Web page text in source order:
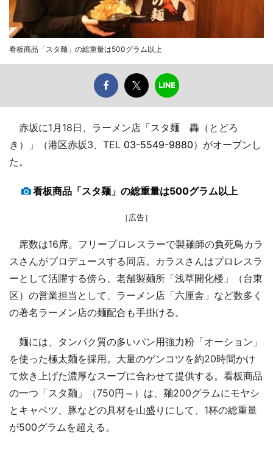
看板商品「スタ麺」の総重量は500グラム以上
赤坂に1月18日、ラーメン店「スタ麺 轟（とどろ
き）」（港区赤坂3、TEL 03-5549-9880）がオープンし
た。
看板商品「スタ麺」の総重量は500グラム以上
［広告］
席数は16席。フリープロレスラーで製麺師の負死鳥カラ
スさんがプロデュースする同店。カラスさんはプロレスラ
ーとして活躍する傍ら、老舗製麺所「浅草開化楼」（台東
区）の営業担当として、ラーメン店「六厘舎」など数多く
の著名ラーメン店の麺配合も手掛ける。
麺には、タンパク質の多いパン用強力粉「オーション」
を使った極太麺を採用。大量のゲンコツを約20時間かけ
て炊き上げた濃厚なスープに合わせて提供する。看板商品
の一つ「スタ麺」（750円～）は、麺200グラムにモヤシ
とキャベツ、豚などの具材を山盛りにして、1杯の総重量
が500グラムを超える。